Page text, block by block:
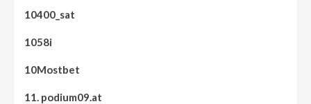
10400_sat
1058i
10Mostbet
11. podium09.at